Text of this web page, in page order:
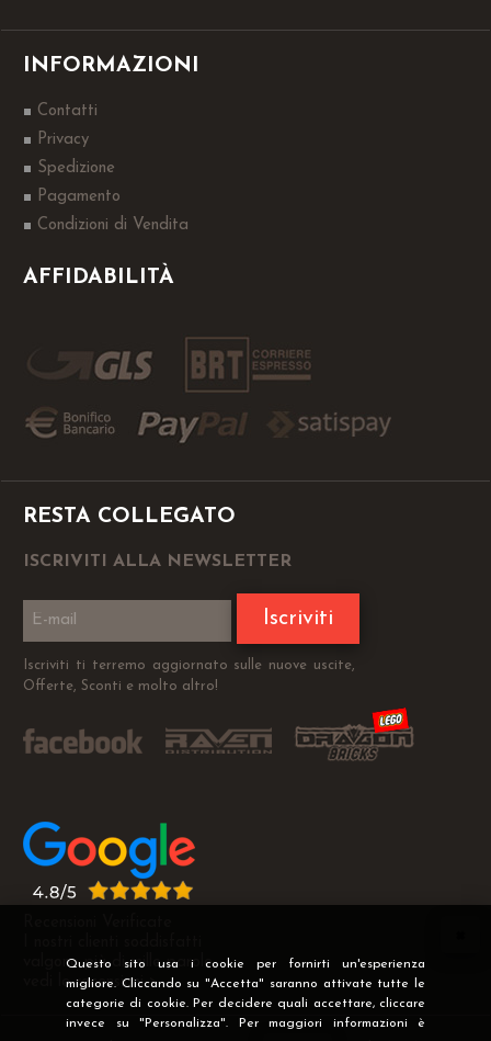
Questo sito usa i cookie per fornirti un'esperienza
migliore. Cliccando su "Accetta" saranno attivate tutte le
categorie di cookie. Per decidere quali accettare, cliccare
invece su "Personalizza". Per maggiori informazioni è
INFORMAZIONI
Contatti
Privacy
Spedizione
Pagamento
Condizioni di Vendita
AFFIDABILITÀ
RESTA COLLEGATO
ISCRIVITI ALLA NEWSLETTER
Iscriviti
Iscriviti ti terremo aggiornato sulle nuove uscite,
Offerte, Sconti e molto altro!
valgono più di mille parole
vedi le recensioni >